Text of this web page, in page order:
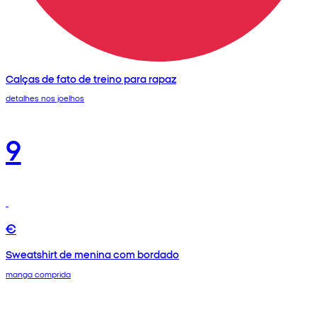
Calças de fato de treino para rapaz
detalhes nos joelhos
9
€
Sweatshirt de menina com bordado
manga comprida